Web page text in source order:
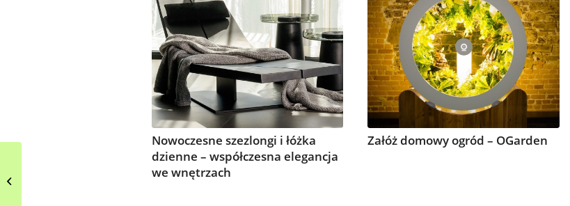
Nowoczesne szezlongi i łóżka
dzienne – współczesna elegancja
we wnętrzach
Załóż domowy ogród – OGarden